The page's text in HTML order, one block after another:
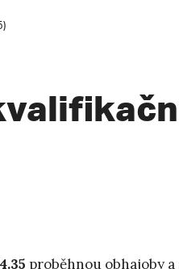
proběhnou obhajoby